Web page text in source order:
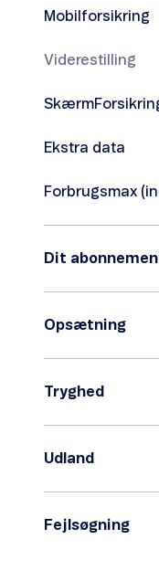
Mobilforsikring
Viderestilling
Ekstra data
Forbrugsmax
Dit
Opsætning
Tryghed
Udland
Fejlsøgning